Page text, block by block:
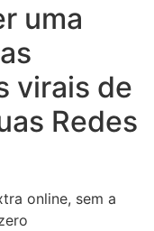
uma
virais de
Redes
online, sem a